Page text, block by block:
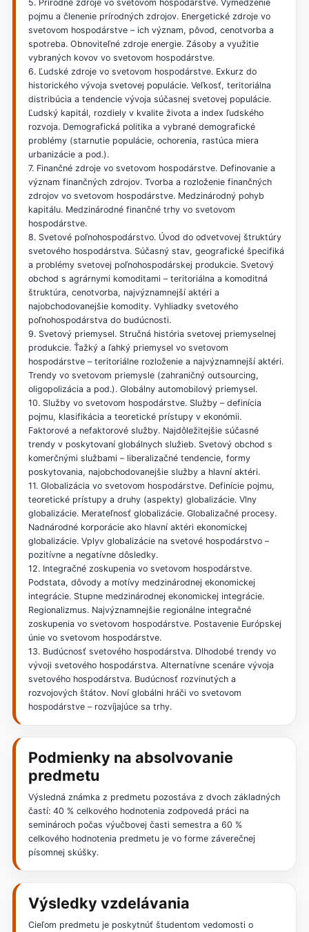
5. Prírodné zdroje vo svetovom hospodárstve. Vymedzenie
pojmu a členenie prírodných zdrojov. Energetické zdroje vo
svetovom hospodárstve – ich význam, pôvod, cenotvorba a
spotreba. Obnoviteľné zdroje energie. Zásoby a využitie
vybraných kovov vo svetovom hospodárstve.
6. Ľudské zdroje vo svetovom hospodárstve. Exkurz do
historického vývoja svetovej populácie. Veľkosť, teritoriálna
distribúcia a tendencie vývoja súčasnej svetovej populácie.
Ľudský kapitál, rozdiely v kvalite života a index ľudského
rozvoja. Demografická politika a vybrané demografické
problémy (starnutie populácie, ochorenia, rastúca miera
urbanizácie a pod.).
7. Finančné zdroje vo svetovom hospodárstve. Definovanie a
význam finančných zdrojov. Tvorba a rozloženie finančných
zdrojov vo svetovom hospodárstve. Medzinárodný pohyb
kapitálu. Medzinárodné finančné trhy vo svetovom
hospodárstve.
8. Svetové poľnohospodárstvo. Úvod do odvetvovej štruktúry
svetového hospodárstva. Súčasný stav, geografické špecifiká
a problémy svetovej poľnohospodárskej produkcie. Svetový
obchod s agrárnymi komoditami – teritoriálna a komoditná
štruktúra, cenotvorba, najvýznamnejší aktéri a
najobchodovanejšie komodity. Vyhliadky svetového
poľnohospodárstva do budúcnosti.
9. Svetový priemysel. Stručná história svetovej priemyselnej
produkcie. Ťažký a ľahký priemysel vo svetovom
hospodárstve – teritoriálne rozloženie a najvýznamnejší aktéri.
Trendy vo svetovom priemysle (zahraničný outsourcing,
oligopolizácia a pod.). Globálny automobilový priemysel.
10. Služby vo svetovom hospodárstve. Služby – definícia
pojmu, klasifikácia a teoretické prístupy v ekonómii.
Faktorové a nefaktorové služby. Najdôležitejšie súčasné
trendy v poskytovaní globálnych služieb. Svetový obchod s
komerčnými službami – liberalizačné tendencie, formy
poskytovania, najobchodovanejšie služby a hlavní aktéri.
11. Globalizácia vo svetovom hospodárstve. Definície pojmu,
teoretické prístupy a druhy (aspekty) globalizácie. Vlny
globalizácie. Merateľnosť globalizácie. Globalizačné procesy.
Nadnárodné korporácie ako hlavní aktéri ekonomickej
globalizácie. Vplyv globalizácie na svetové hospodárstvo –
pozitívne a negatívne dôsledky.
12. Integračné zoskupenia vo svetovom hospodárstve.
Podstata, dôvody a motívy medzinárodnej ekonomickej
integrácie. Stupne medzinárodnej ekonomickej integrácie.
Regionalizmus. Najvýznamnejšie regionálne integračné
zoskupenia vo svetovom hospodárstve. Postavenie Európskej
únie vo svetovom hospodárstve.
13. Budúcnosť svetového hospodárstva. Dlhodobé trendy vo
vývoji svetového hospodárstva. Alternatívne scenáre vývoja
svetového hospodárstva. Budúcnosť rozvinutých a
rozvojových štátov. Noví globálni hráči vo svetovom
hospodárstve – rozvíjajúce sa trhy.
Podmienky na absolvovanie
predmetu
Výsledná známka z predmetu pozostáva z dvoch základných
častí: 40 % celkového hodnotenia zodpovedá práci na
seminároch počas výučbovej časti semestra a 60 %
celkového hodnotenia predmetu je vo forme záverečnej
písomnej skúšky.
Výsledky vzdelávania
Cieľom predmetu je poskytnúť študentom vedomosti o